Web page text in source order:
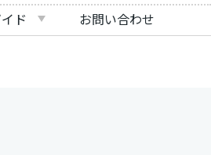
ド お問い合わせ